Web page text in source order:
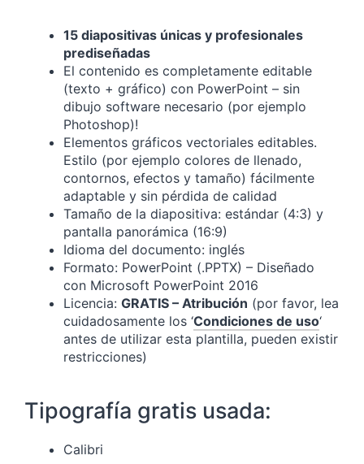
15 diapositivas únicas y profesionales
prediseñadas
El contenido es completamente editable
(texto + gráfico) con PowerPoint – sin
dibujo software necesario (por ejemplo
Photoshop)!
Elementos gráficos vectoriales editables.
Estilo (por ejemplo colores de llenado,
contornos, efectos y tamaño) fácilmente
adaptable y sin pérdida de calidad
Tamaño de la diapositiva: estándar (4:3) y
pantalla panorámica (16:9)
Idioma del documento: inglés
Formato: PowerPoint (.PPTX) – Diseñado
con Microsoft PowerPoint 2016
Licencia: GRATIS – Atribución (por favor, lea
cuidadosamente los ‘Condiciones de uso‘
antes de utilizar esta plantilla, pueden existir
restricciones)
Tipografía gratis usada:
Calibri